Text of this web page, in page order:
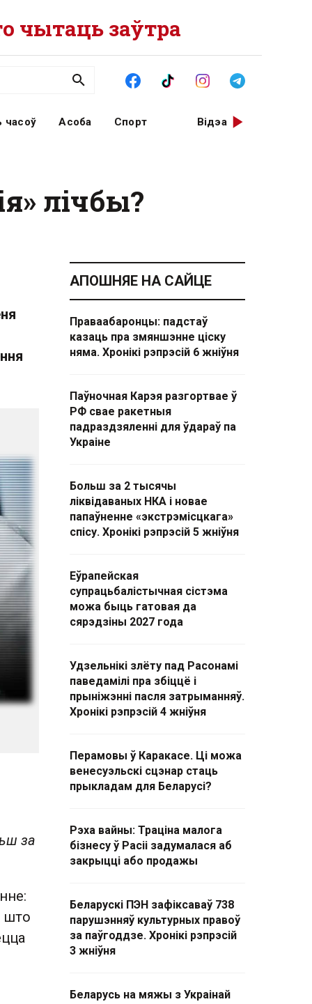
чытаць заўтра
часоў Асоба Спорт Відэа
лічбы?
за
што
АПОШНЯЕ НА САЙЦЕ
Праваабаронцы: падстаў
казаць пра змяншэнне ціску
няма. Хронікі рэпрэсій 6 жніўня
Паўночная Карэя разгортвае ў
РФ свае ракетныя
падраздзяленні для ўдараў па
Украіне
Больш за 2 тысячы
ліквідаваных НКА і новае
папаўненне «экстрэмісцкага»
спісу. Хронікі рэпрэсій 5 жніўня
Еўрапейская
супрацьбалістычная сістэма
можа быць гатовая да
сярэдзіны 2027 года
Удзельнікі злёту пад Расонамі
паведамілі пра збіццё і
прыніжэнні пасля затрыманняў.
Хронікі рэпрэсій 4 жніўня
Перамовы ў Каракасе. Ці можа
венесуэльскі сцэнар стаць
прыкладам для Беларусі?
Рэха вайны: Траціна малога
бізнесу ў Расіі задумалася аб
закрыцці або продажы
Беларускі ПЭН зафіксаваў 738
парушэнняў культурных правоў
за паўгоддзе. Хронікі рэпрэсій
3 жніўня
Беларусь на мяжы з Украінай